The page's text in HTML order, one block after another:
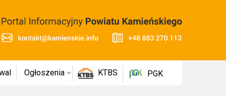
Ogłoszenia KTBS PGK